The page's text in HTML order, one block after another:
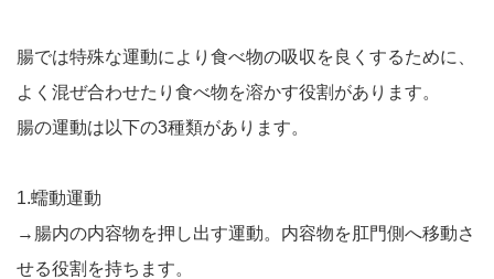
腸では特殊な運動により食べ物の吸収を良くするために、
よく混ぜ合わせたり食べ物を溶かす役割があります。
腸の運動は以下の3種類があります。
1.蠕動運動
→腸内の内容物を押し出す運動。内容物を肛門側へ移動さ
せる役割を持ちます。